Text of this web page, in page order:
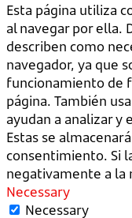
Esta página utiliza
al navegar por ella.
describen como
navegador, ya que
funcionamiento de
página. También
ayudan a analizar y
Estas se
consentimiento. Si
negativamente a la
Necessary
Necessary